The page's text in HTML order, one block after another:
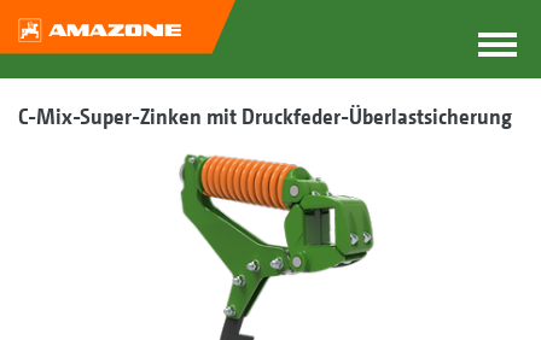
C-Mix-Super-Zinken mit Druckfeder-Überlastsicherung